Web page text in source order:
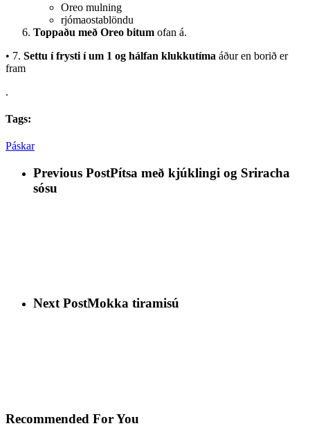
Oreo mulning
rjómaostablöndu
Toppaðu með Oreo bitum ofan á.
• 7. Settu í frysti í um 1 og hálfan klukkutíma áður en borið er
fram
.
Tags:
Páskar
Previous PostPítsa með kjúklingi og Sriracha
sósu
Next PostMokka tiramisú
Recommended For You